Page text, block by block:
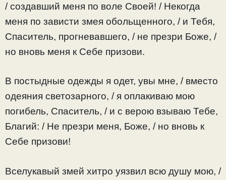
/ создавший меня по воле Своей! / Некогда
меня по зависти змея обольщенного, / и Тебя,
Спаситель, прогневавшего, / не презри Боже, /
но вновь меня к Себе призови.
В постыдные одежды я одет, увы мне, / вместо
одеяния светозарного, / я оплакиваю мою
погибель, Спаситель, / и с верою взываю Тебе,
Благий: / Не презри меня, Боже, / но вновь к
Себе призови!
Вселукавый змей хитро уязвил всю душу мою, /